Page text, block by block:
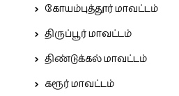
கோயம்புத்தூர் மாவட்டம்
திருப்பூர் மாவட்டம்
திண்டுக்கல் மாவட்டம்
கரூர் மாவட்டம்